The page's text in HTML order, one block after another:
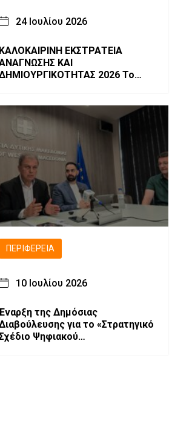
24 Ιουλίου 2026
ΚΑΛΟΚΑΙΡΙΝΗ ΕΚΣΤΡΑΤΕΙΑ
ΚΑΙ
2026 Το
ΠΕΡΙΦΈΡΕΙΑ
10 Ιουλίου 2026
της Δημόσιας
για το «Στρατηγικό
Ψηφιακού